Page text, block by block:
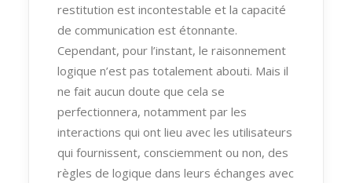
restitution est incontestable et la capacité
de communication est étonnante.
Cependant, pour l’instant, le raisonnement
logique n’est pas totalement abouti. Mais il
ne fait aucun doute que cela se
perfectionnera, notamment par les
interactions qui ont lieu avec les utilisateurs
qui fournissent, consciemment ou non, des
règles de logique dans leurs échanges avec